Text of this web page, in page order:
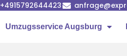
+4915792644423
Umzugsservice Augsburg